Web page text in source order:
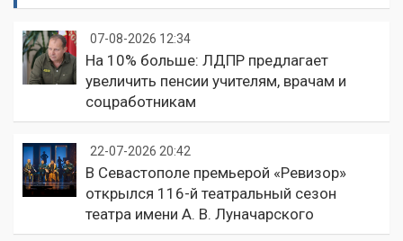
07-08-2026 12:34
На 10% больше: ЛДПР предлагает
увеличить пенсии учителям, врачам и
соцработникам
22-07-2026 20:42
В Севастополе премьерой «Ревизор»
открылся 116-й театральный сезон
театра имени А. В. Луначарского